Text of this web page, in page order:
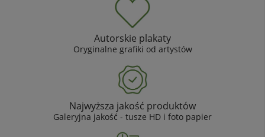
Autorskie plakaty
Oryginalne grafiki od artystów
Najwyższa jakość produktów
Galeryjna jakość - tusze HD i foto papier